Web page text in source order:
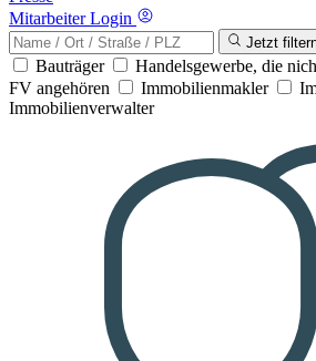
Mitarbeiter Login
Jetzt
Bauträger
Handelsgewerbe, die
FV angehören
Immobilienmakler
Immobilienverwalter